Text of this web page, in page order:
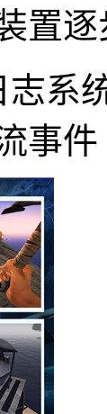
置逐
志系
事件